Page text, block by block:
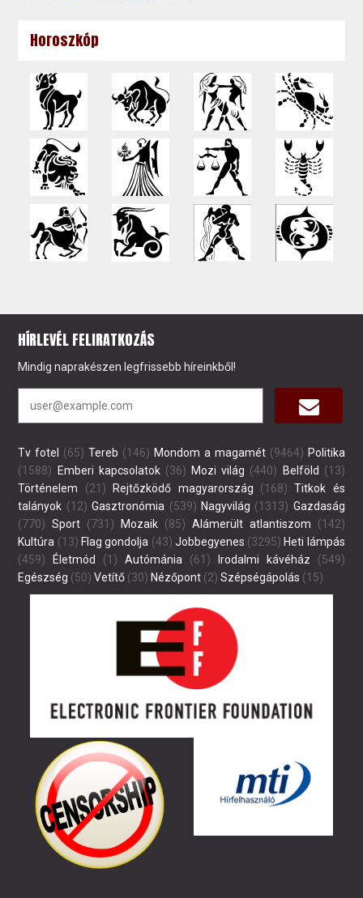
Horoszkóp
HÍRLEVÉL FELIRATKOZÁS
Mindig naprakészen legfrissebb híreinkből!
Tv fotel (65) Tereb (146) Mondom a magamét(9464) Politika
(1588)
Emberi kapcsolatok(36) Mozi világ (440) Belföld (13)
Történelem (21) Rejtőzködő magyarország (168) Titkok és
talányok (12) Gasztronómia (539) Nagyvilág (1313) Gazdaság
(770) Sport (731) Mozaik (85) Alámerült atlantiszom (142)
Kultúra (13) Flag gondolja (43) Jobbegyenes (3295) Heti lámpás
(459)
Életmód (1) Autómánia (61) Irodalmi kávéház (549)
Egészség (50) Vetítő (30) Nézőpont (2) Szépségápolás (15)